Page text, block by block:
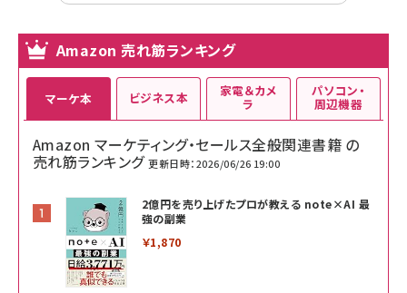
Amazon 売れ筋ランキング
マーケ本
Amazon マーケティング・セールス全般関連書籍 の
売れ筋ランキング 更新日時：2026/06/26 19:00
2億円を売り上げたプロが教える note×AI 最
強の副業
￥1,870
ビジネス本 家電＆カメ
ラ
パソコン・
周辺機器